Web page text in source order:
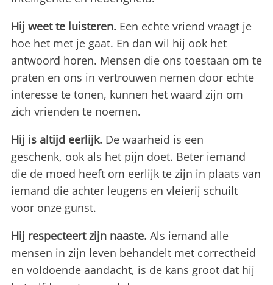
Hij weet te luisteren. Een echte vriend vraagt je
hoe het met je gaat. En dan wil hij ook het
antwoord horen. Mensen die ons toestaan om te
praten en ons in vertrouwen nemen door echte
interesse te tonen, kunnen het waard zijn om
zich vrienden te noemen.
Hij is altijd eerlijk. De waarheid is een
geschenk, ook als het pijn doet. Beter iemand
die de moed heeft om eerlijk te zijn in plaats van
iemand die achter leugens en vleierij schuilt
voor onze gunst.
Hij respecteert zijn naaste. Als iemand alle
mensen in zijn leven behandelt met correctheid
en voldoende aandacht, is de kans groot dat hij